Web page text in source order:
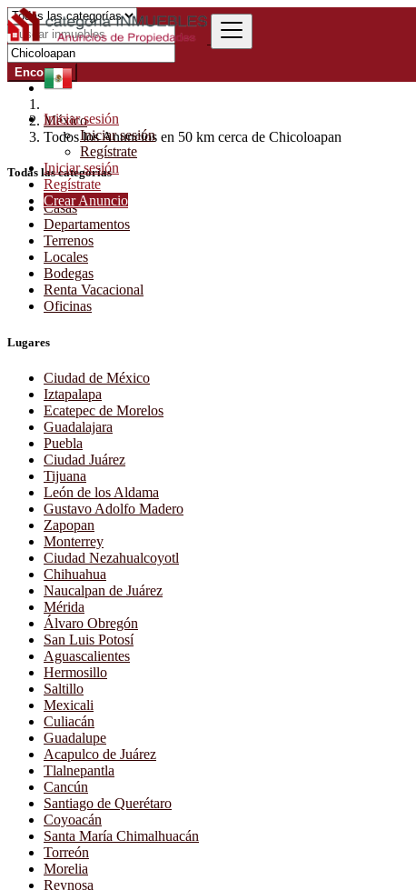
Iniciar sesión
Iniciar sesión
Regístrate
Iniciar sesión
Regístrate
Crear Anuncio
Encontrar
México
Todos los Anuncios en 50 km cerca de Chicoloapan
Todas las categorías
Casas
Departamentos
Terrenos
Locales
Bodegas
Renta Vacacional
Oficinas
Lugares
Ciudad de México
Iztapalapa
Ecatepec de Morelos
Guadalajara
Puebla
Ciudad Juárez
Tijuana
León de los Aldama
Gustavo Adolfo Madero
Zapopan
Monterrey
Ciudad Nezahualcoyotl
Chihuahua
Naucalpan de Juárez
Mérida
Álvaro Obregón
San Luis Potosí
Aguascalientes
Hermosillo
Saltillo
Mexicali
Culiacán
Guadalupe
Acapulco de Juárez
Tlalnepantla
Cancún
Santiago de Querétaro
Coyoacán
Santa María Chimalhuacán
Torreón
Morelia
Reynosa